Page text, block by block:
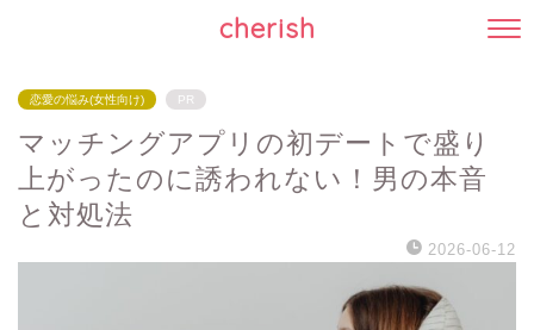
cherish
恋愛の悩み(女性向け) PR
マッチングアプリの初デートで盛り
上がったのに誘われない！男の本音
と対処法
2026-06-12